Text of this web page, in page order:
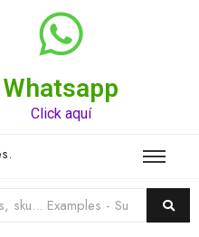
Whatsapp
Click aquí